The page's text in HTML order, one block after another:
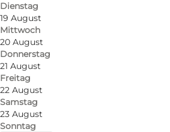
Dienstag
19 August
Mittwoch
20 August
Donnerstag
21 August
Freitag
22 August
Samstag
23 August
Sonntag